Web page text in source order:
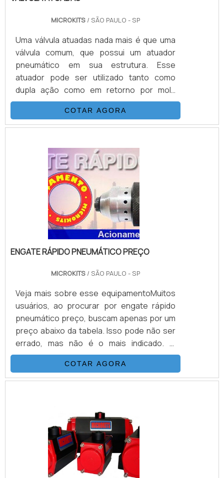
MICROKITS/ SÃO PAULO - SP
Uma válvula atuadas nada mais é que uma
válvula comum, que possui um atuador
pneumático em sua estrutura. Esse
atuador pode ser utilizado tanto como
dupla ação como em retorno por mola
(simples ação).Conheça mais sobre o
atuador utilizado na válvulaPara a escolha
do atuador, é importante saber para qual
porque, cada tipo de válvula possui uma
aplicação mais adequada para ser utilizada,
e dessa forma existe uma série de
possibilidades e aplicações que .
COTAR AGORA
ENGATE RÁPIDO PNEUMÁTICO PREÇO
MICROKITS/ SÃO PAULO - SP
Veja mais sobre esse equipamentoMuitos
usuários, ao procurar por engate rápido
pneumático preço, buscam apenas por um
preço abaixo da tabela. Isso pode não ser
errado, mas não é o mais indicado. O
cliente, além do preço baixo, deve buscar
um equipamento que apresente qualidade
em sua estrutura, além de uma garantia de
qualidade.Estrutura do engate rápido
pneumático preço benéficoUm engate
rápido pneumático preço com c.
COTAR AGORA